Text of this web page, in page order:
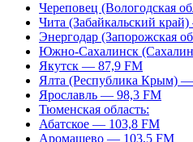
Череповец (Вологодская
Чита (Забайкальский
Энергодар (Запорожская
Южно-Сахалинск
Якутск — 87,9 FM
Ялта (Республика Крым)
Ярославль — 98,3 FM
Тюменская область:
Абатское — 103,8 FM
Аромашево — 103,5 FM